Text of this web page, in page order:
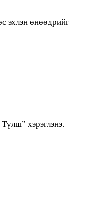
эхлэн өнөөдрийг
хэрэглэнэ.